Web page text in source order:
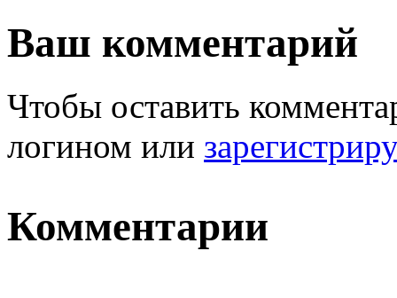
Ваш комментарий
Чтобы оставить
логином или
Комментарии